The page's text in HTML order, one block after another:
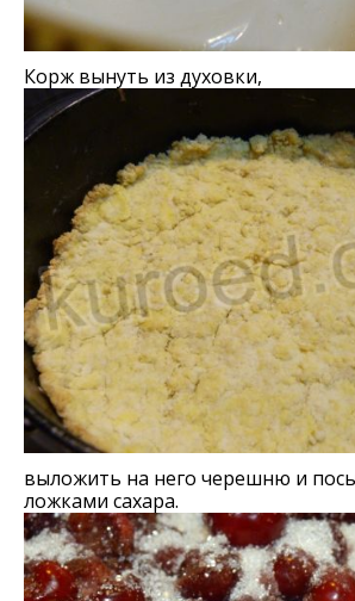
Корж вынуть из духовки,
выложить на него черешню и
ложками сахара.